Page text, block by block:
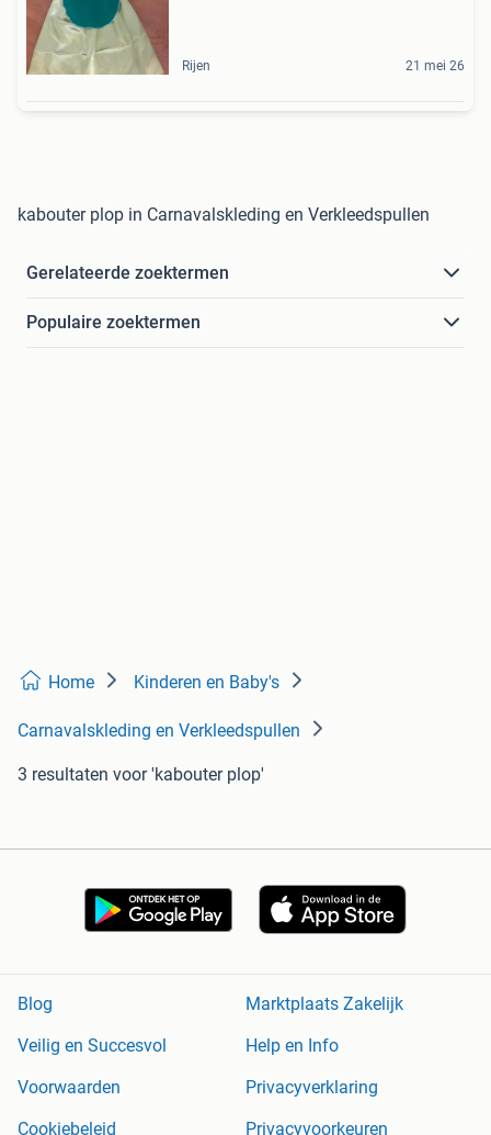
Rijen 21 mei 26
kabouter plop in Carnavalskleding en Verkleedspullen
Gerelateerde zoektermen
Populaire zoektermen
Home Kinderen en Baby's
Carnavalskleding en Verkleedspullen
3 resultaten voor 'kabouter plop'
Blog
Marktplaats Zakelijk
Veilig en Succesvol
Help en Info
Voorwaarden
Privacyverklaring
Cookiebeleid
Privacyvoorkeuren